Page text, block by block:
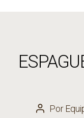
Autor
Por